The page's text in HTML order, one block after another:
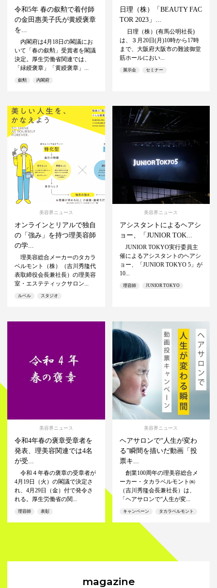
令和5年 春の叙勲で着付師
の金田惠美子氏が黄綬褒章
を...
内閣府は4月18日の閣議にお
いて「春の叙勲」受賞者を閣議
決定。厚生労働省関連では、
「緑綬褒章」「黄綬褒章」...
叙勲 内閣府
日理（株）「BEAUTY FAC
TOR 2023」...
日理（株）(有馬公明社長)
は、３月20日(月)10時から17時
まで、大阪府大阪市の難波御堂
筋ホールにおい...
展示会 セミナー
美容界ニュース
オンラインとリアルで独自
の「強み」を持つ理美容師
の学...
理美容総合メーカーのタカラ
ベルモント（株）（吉川秀隆代
表取締役会長兼社長）の理美容
室・エステティックサロン...
ルベル スタジオ
美容界ニュース
アシスタントによるヘアシ
ョー、「JUNIOR TOK...
JUNIOR TOKYO実行委員主
催によるアシスタントのヘアシ
ョー、「JUNIOR TOKYO 5」が
10...
理容師 JUNIOR TOKYO
美容界ニュース
令和4年春の褒章受章者を
発表、理美容関連では4名
が受...
令和４年春の褒章の受章者が
4月19日（火）の閣議で決定さ
れ、4月29日（金）付で発令さ
れる。厚生労働省の関...
理容師 表彰
美容界ニュース
ヘアサロンで“人生が変わ
る”瞬間を描いだ動画「投
票キ...
創業100周年の理美容総合メ
ーカー・タカラベルモント㈱
（吉川秀隆会長兼社長）は、
「ヘアサロンで“人生が変...
キャンペーン タカラベルモント
magazine